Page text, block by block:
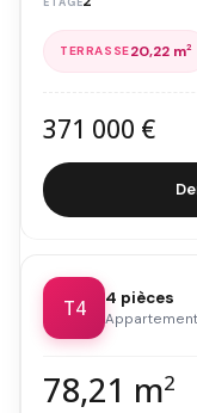
20,22 m2
371 000 €
T4 4 pièces
Appartement
78,21 m2